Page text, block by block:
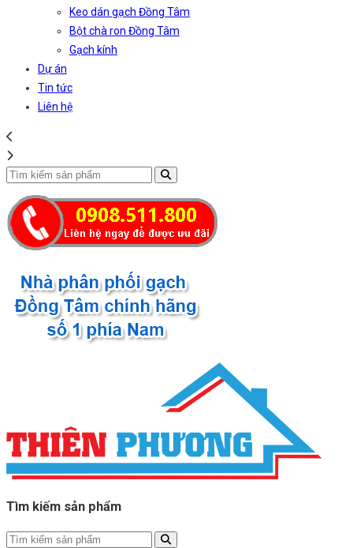
Keo dán gạch Đồng Tâm
Bột chà ron Đồng Tâm
Gạch kính
Dự án
Tin tức
Liên hệ
Tìm kiếm sản phẩm